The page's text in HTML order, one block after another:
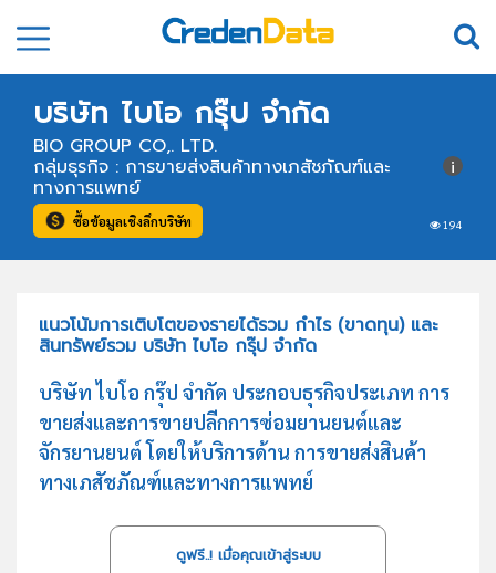
บริษัท ไบโอ กรุ๊ป จำกัด
BIO GROUP CO,. LTD.
194
กลุ่มธุรกิจ : การขายส่งสินค้าทางเภสัชภัณฑ์และ
ทางการแพทย์
ซื้อข้อมูลเชิงลึกบริษัท
แนวโน้มการเติบโตของรายได้รวม กำไร (ขาดทุน) และ
สินทรัพย์รวม บริษัท ไบโอ กรุ๊ป จำกัด
บริษัท ไบโอ กรุ๊ป จำกัด ประกอบธุรกิจประเภท การ
ขายส่งและการขายปลีกการซ่อมยานยนต์และ
จักรยานยนต์ โดยให้บริการด้าน การขายส่งสินค้า
ทางเภสัชภัณฑ์และทางการแพทย์
ดูฟรี..! เมื่อคุณเข้าสู่ระบบ